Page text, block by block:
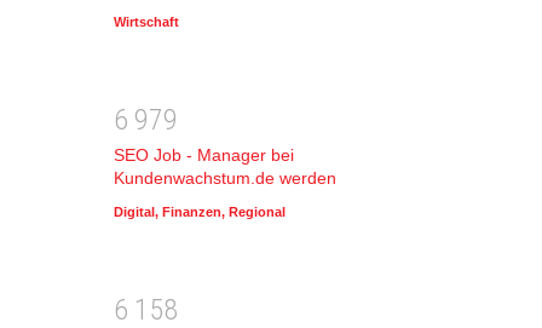
Wirtschaft
6 979
SEO Job - Manager bei
Kundenwachstum.de werden
Digital, Finanzen, Regional
6 1 58